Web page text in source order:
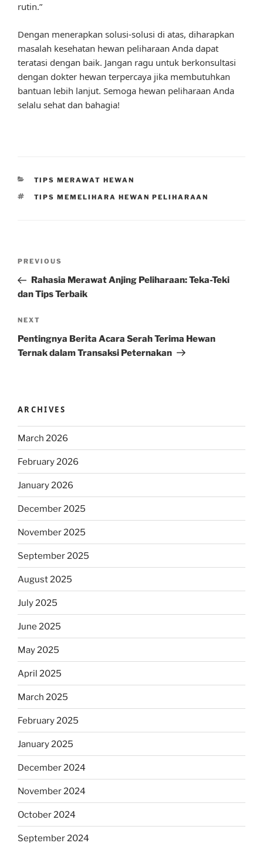
rutin.”
Dengan menerapkan solusi-solusi di atas, diharapkan
masalah kesehatan hewan peliharaan Anda dapat
teratasi dengan baik. Jangan ragu untuk berkonsultasi
dengan dokter hewan terpercaya jika membutuhkan
bantuan lebih lanjut. Semoga hewan peliharaan Anda
selalu sehat dan bahagia!
CATEGORIES
TIPS MERAWAT HEWAN
TAGS
TIPS MEMELIHARA HEWAN PELIHARAAN
Previous
Post
PREVIOUS
Rahasia Merawat Anjing Peliharaan: Teka-Teki
dan Tips Terbaik
Next
Post
NEXT
Pentingnya Berita Acara Serah Terima Hewan
Ternak dalam Transaksi Peternakan
ARCHIVES
March 2026
February 2026
January 2026
December 2025
November 2025
September 2025
August 2025
July 2025
June 2025
May 2025
April 2025
March 2025
February 2025
January 2025
December 2024
November 2024
October 2024
September 2024